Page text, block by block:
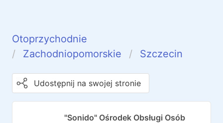
Otoprzychodnie
Zachodniopomorskie
Szczecin
Udostępnij na swojej stronie
"Sonido" Ośrodek Obsługi Osób